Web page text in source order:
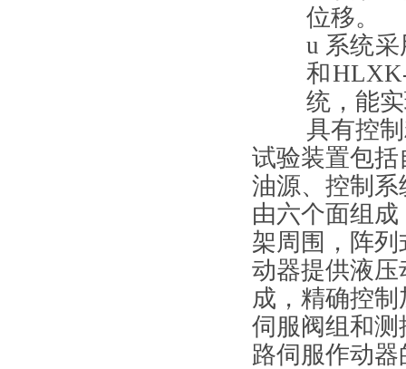
位移。
u 系统采
和
统，能
具有控
试验装置包
油源、控制
由六个面组
架周围，阵
动器提供液
成，精确控
伺服阀组和
路伺服作动